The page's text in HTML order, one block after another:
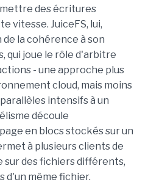
des écritures
vitesse. JuiceFS, lui,
la cohérence à son
qui joue le rôle d'arbitre
- une approche plus
cloud, mais moins
intensifs à un
découle
en blocs stockés sur un
à plusieurs clients de
sur des fichiers différents,
d'un même fichier.